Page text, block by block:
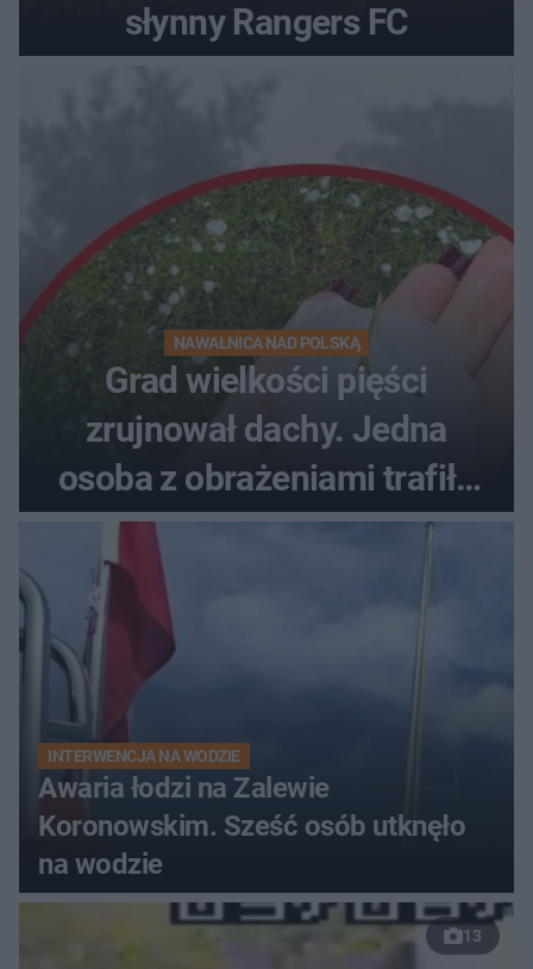
słynny Rangers FC
NAWAŁNICA NAD POLSKĄ
Grad wielkości pięści
zrujnował dachy. Jedna
osoba z obrażeniami trafiła
do szpitala
INTERWENCJA NA WODZIE
Awaria łodzi na Zalewie
Koronowskim. Sześć osób utknęło
na wodzie
13